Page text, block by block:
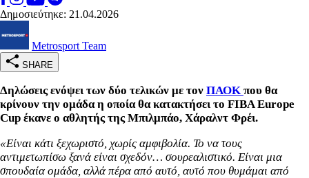
Δημοσιεύτηκε: 21.04.2026
Metrosport Team
SHARE
Δηλώσεις ενόψει των δύο τελικών με τον ΠΑΟΚ που θα
κρίνουν την ομάδα η οποία θα κατακτήσει το FIBA Europe
Cup έκανε ο αθλητής της Μπιλμπάο, Χάραλντ Φρέι.
«Είναι κάτι ξεχωριστό, χωρίς αμφιβολία. Το να τους
αντιμετωπίσω ξανά είναι σχεδόν… σουρεαλιστικό. Είναι μια
σπουδαία ομάδα, αλλά πέρα από αυτό, αυτό που θυμάμαι από